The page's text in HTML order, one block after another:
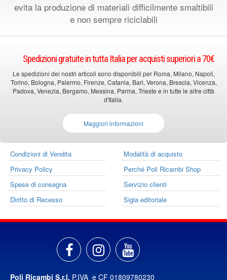
evita la produzione di materiali difficilmente smaltibili
e non sempre riciclabili
Spedizioni gratuite in tutta Italia per acquisti superiori a 70€
Le spedizioni dei nostri articoli sono disponibili per Roma, Milano, Napoli,
Torino, Bologna, Palermo, Firenze, Catania, Bari, Verona, Brescia, Vicenza,
Padova, Venezia, Bergamo, Messina, Parma, Trieste e in tutte le altre città
d'Italia.
Maggiori informazioni
Condizioni di Vendita
Modalità di acquisto
Privacy Policy
Perché Poli Ricambi Shop
Spese di consegna
Servizio clienti
Diritto di Recesso
Sigla editoriale
Poli Ricambi S.r.l. P.IVA e CF 01809780230